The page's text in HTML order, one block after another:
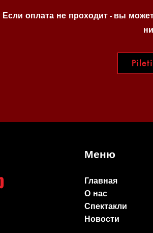
Если оплата не проходит - вы
Меню
Главная
О нас
Спектакли
Новости